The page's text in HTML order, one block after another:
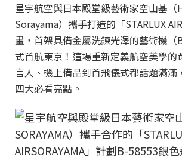
星宇航空與日本殿堂級藝術家空山基
Sorayama）攜手打造的「STARLUX
畫，首架具備金屬洗鍊光澤的藝術機（
式首航東京！這場重新定義航空美學的
言人、機上備品到首飛儀式都話題滿滿
四大必看亮點。